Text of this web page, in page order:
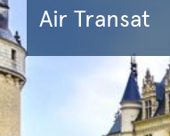
Air Transat